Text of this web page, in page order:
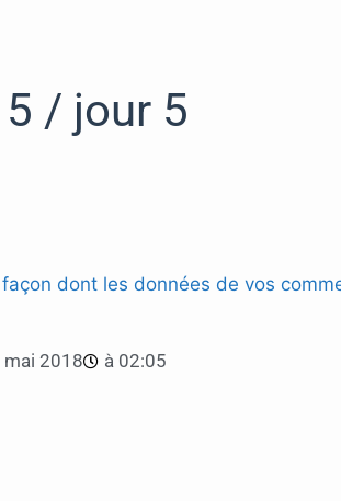
/ jour 5
dont les données de vos
mai 2018 à 02:05